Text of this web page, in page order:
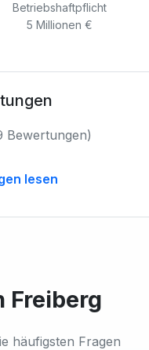
Betriebshaftpflicht
5 Millionen €
Bewertungen)
lesen
Freiberg
häufigsten Fragen